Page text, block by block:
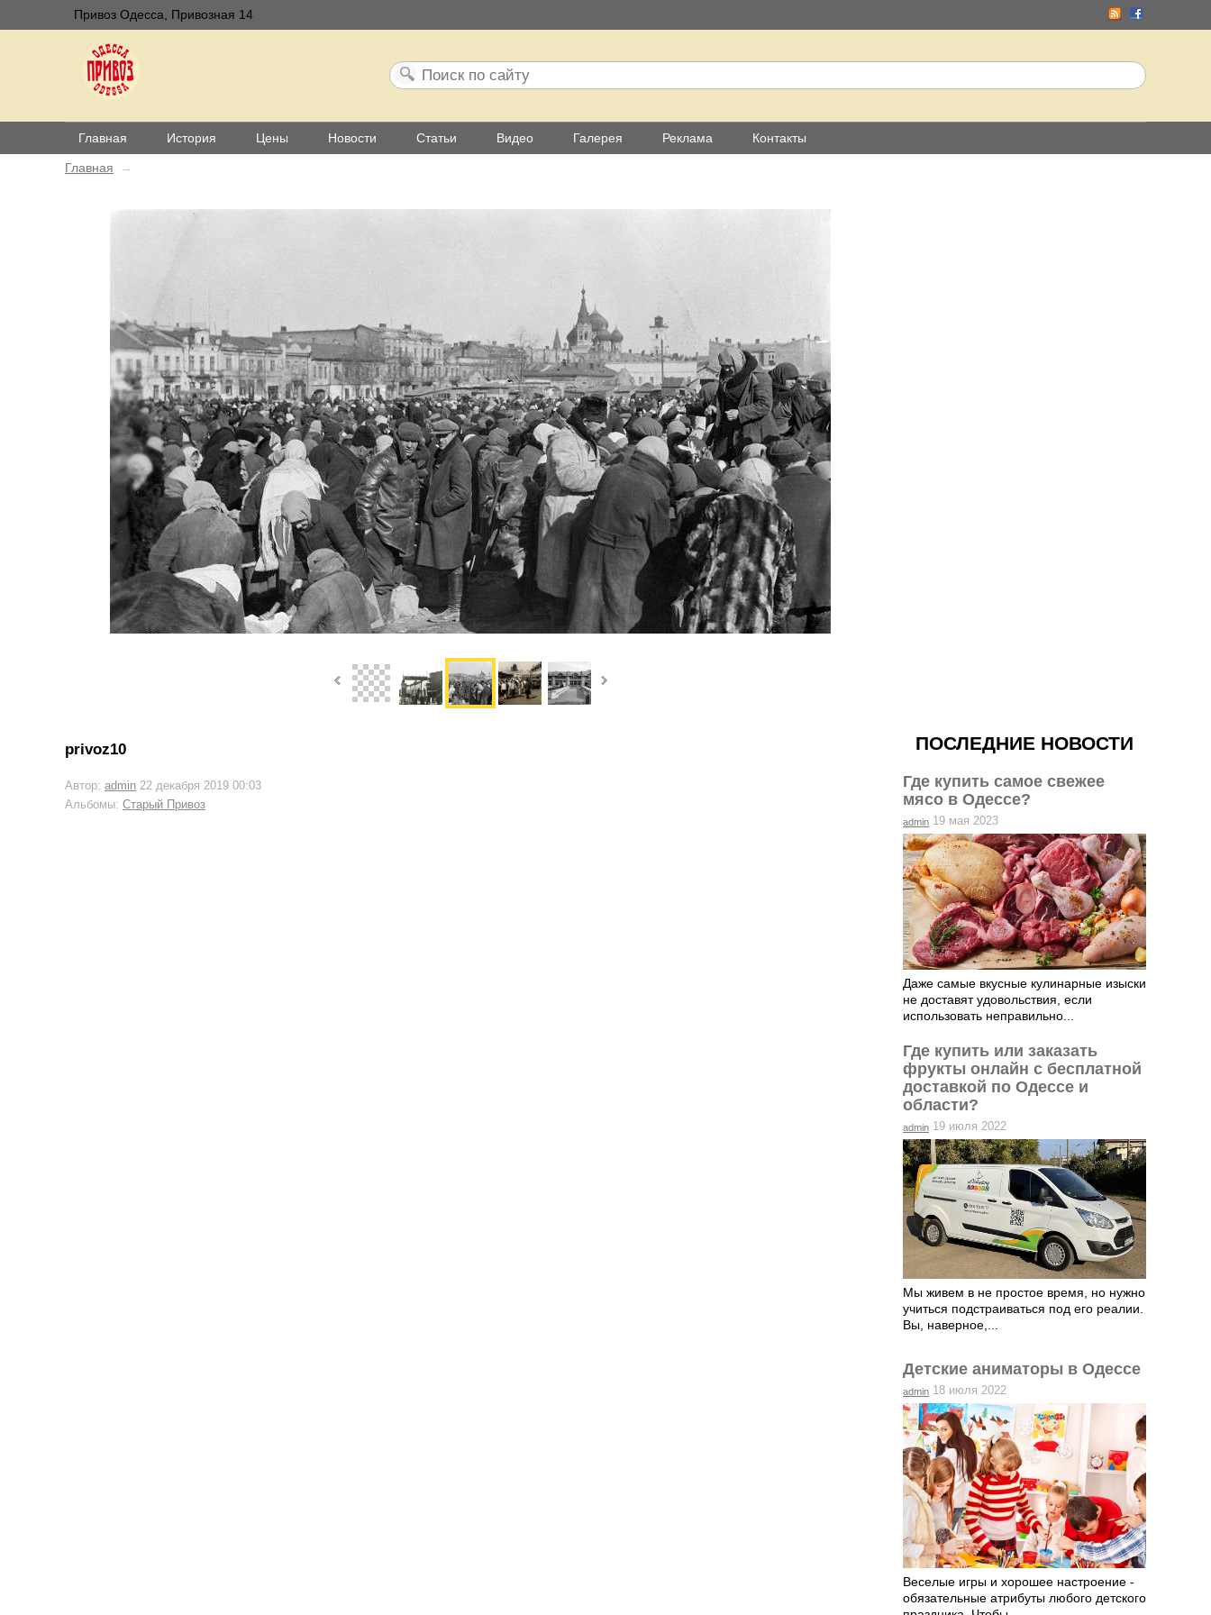
Привоз Одесса, Привозная 14
Главная История Цены Новости Статьи Видео Галерея Реклама Контакты
Главная →
ПОСЛЕДНИЕ НОВОСТИ
Где купить самое свежее
мясо в Одессе?
admin 19 мая 2023
Даже самые вкусные кулинарные изыски
не доставят удовольствия, если
использовать неправильно...
Где купить или заказать
фрукты онлайн с бесплатной
доставкой по Одессе и
области?
admin 19 июля 2022
Мы живем в не простое время, но нужно
учиться подстраиваться под его реалии.
Вы, наверное,...
Детские аниматоры в Одессе
admin 18 июля 2022
Веселые игры и хорошее настроение -
обязательные атрибуты любого детского
privoz10
Автор: admin 22 декабря 2019 00:03
Альбомы: Старый Привоз